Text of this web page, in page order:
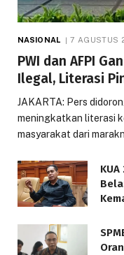
NASIONAL 7 AGUSTUS
PWI dan AFPI
Ilegal, Literasi
JAKARTA: Pers
meningkatkan literasi
masyarakat dari